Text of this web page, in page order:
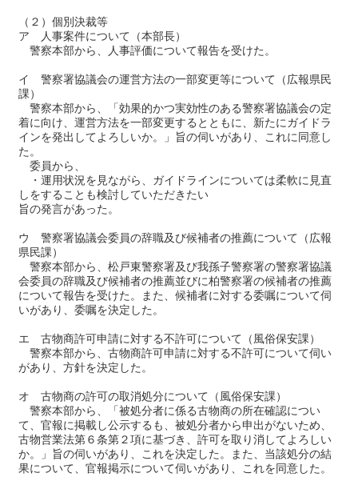
（２）個別決裁等
ア 人事案件について（本部長）
警察本部から、人事評価について報告を受けた。
イ 警察署協議会の運営方法の一部変更等について（広報県民
課）
警察本部から、「効果的かつ実効性のある警察署協議会の定
着に向け、運営方法を一部変更するとともに、新たにガイドラ
インを発出してよろしいか。」旨の伺いがあり、これに同意し
た。
委員から、
・運用状況を見ながら、ガイドラインについては柔軟に見直
しをすることも検討していただきたい
旨の発言があった。
ウ 警察署協議会委員の辞職及び候補者の推薦について（広報
県民課）
警察本部から、松戸東警察署及び我孫子警察署の警察署協議
会委員の辞職及び候補者の推薦並びに柏警察署の候補者の推薦
について報告を受けた。また、候補者に対する委嘱について伺
いがあり、委嘱を決定した。
エ 古物商許可申請に対する不許可について（風俗保安課）
警察本部から、古物商許可申請に対する不許可について伺い
があり、方針を決定した。
オ 古物商の許可の取消処分について（風俗保安課）
警察本部から、「被処分者に係る古物商の所在確認につい
て、官報に掲載し公示するも、被処分者から申出がないため、
古物営業法第６条第２項に基づき、許可を取り消してよろしい
か。」旨の伺いがあり、これを決定した。また、当該処分の結
果について、官報掲示について伺いがあり、これを同意した。